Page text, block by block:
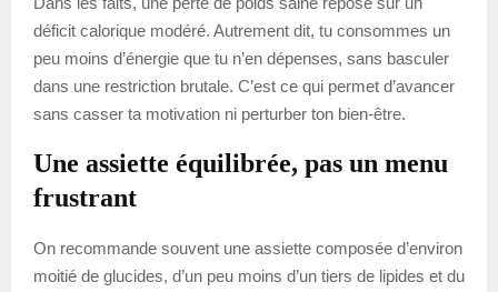
déficit calorique modéré. Autrement dit, tu consommes un
peu moins d’énergie que tu n’en dépenses, sans basculer
dans une restriction brutale. C’est ce qui permet d’avancer
sans casser ta motivation ni perturber ton bien-être.
Une assiette équilibrée, pas un menu
frustrant
On recommande souvent une assiette composée d’environ
moitié de glucides, d’un peu moins d’un tiers de lipides et du